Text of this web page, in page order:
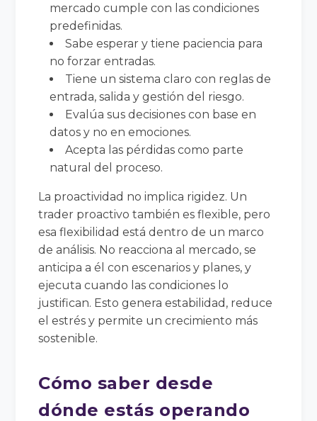
mercado cumple con las condiciones
predefinidas.
Sabe esperar y tiene paciencia para
no forzar entradas.
Tiene un sistema claro con reglas de
entrada, salida y gestión del riesgo.
Evalúa sus decisiones con base en
datos y no en emociones.
Acepta las pérdidas como parte
natural del proceso.
La proactividad no implica rigidez. Un
trader proactivo también es flexible, pero
esa flexibilidad está dentro de un marco
de análisis. No reacciona al mercado, se
anticipa a él con escenarios y planes, y
ejecuta cuando las condiciones lo
justifican. Esto genera estabilidad, reduce
el estrés y permite un crecimiento más
sostenible.
Cómo saber desde
dónde estás operando